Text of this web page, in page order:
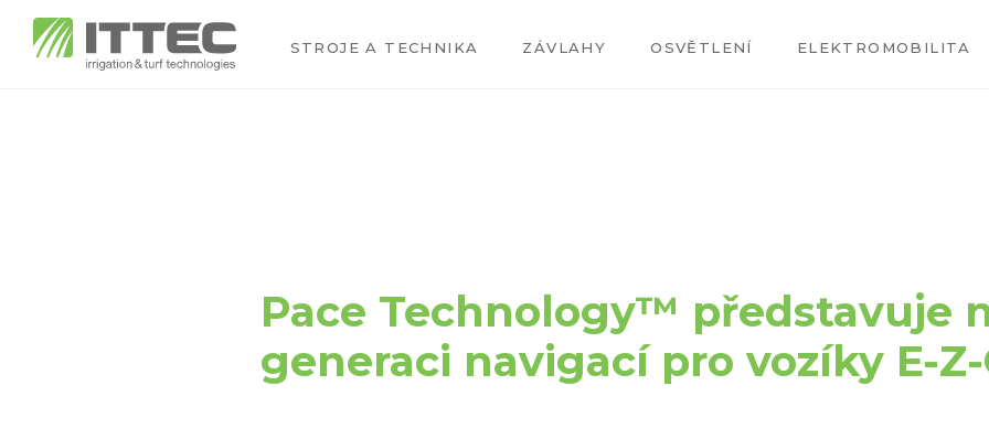
STROJE A TECHNIKA ZÁVLAHY OSVĚTLENÍ ELEKTROMOBILITA
Pace Technology™ představuje
generaci navigací pro vozíky E-Z-